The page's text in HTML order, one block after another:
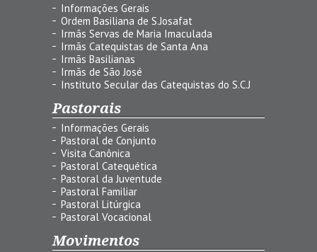
Informações Gerais
Ordem Basiliana de S.Josafat
Irmãs Servas de Maria Imaculada
Irmãs Catequistas de Santa Ana
Irmãs Basilianas
Irmãs de São José
Instituto Secular das Catequistas do S.C.J
Pastorais
Informações Gerais
Pastoral de Conjunto
Visita Canônica
Pastoral Catequética
Pastoral da Juventude
Pastoral Familiar
Pastoral Litúrgica
Pastoral Vocacional
Movimentos